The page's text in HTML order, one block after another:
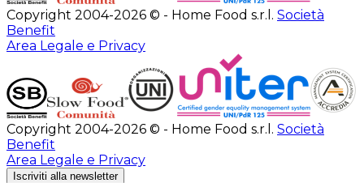
Copyright 2004-2026 © - Home Food s.r.l. Società
Benefit
Area Legale e Privacy
Copyright 2004-2026 © - Home Food s.r.l. Società
Benefit
Area Legale e Privacy
Iscriviti alla newsletter